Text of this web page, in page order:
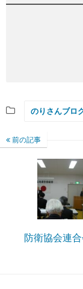
のりさんブロ
前の記事
防衛協会連